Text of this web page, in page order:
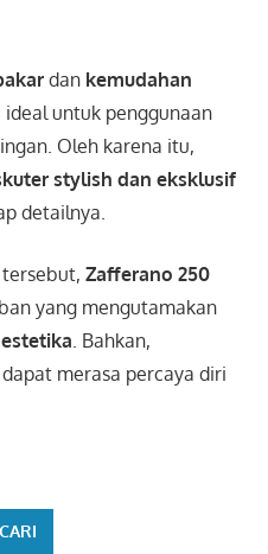
dan kemudahan
ideal untuk penggunaan
Oleh karena itu,
stylish dan eksklusif
detailnya.
Zafferano 250
yang mengutamakan
. Bahkan,
merasa percaya diri
CARI